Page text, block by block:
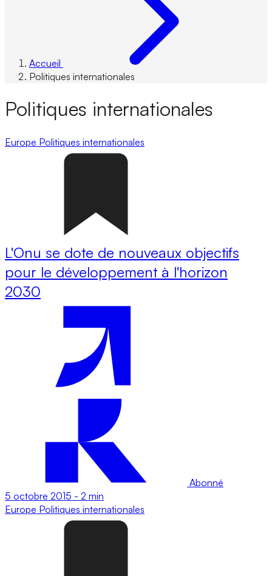
Accueil
Politiques internationales
Politiques internationales
Europe Politiques internationales
L'Onu se dote de nouveaux objectifs
pour le développement à l'horizon
2030
Abonné
5 octobre 2015 - 2 min
Europe Politiques internationales